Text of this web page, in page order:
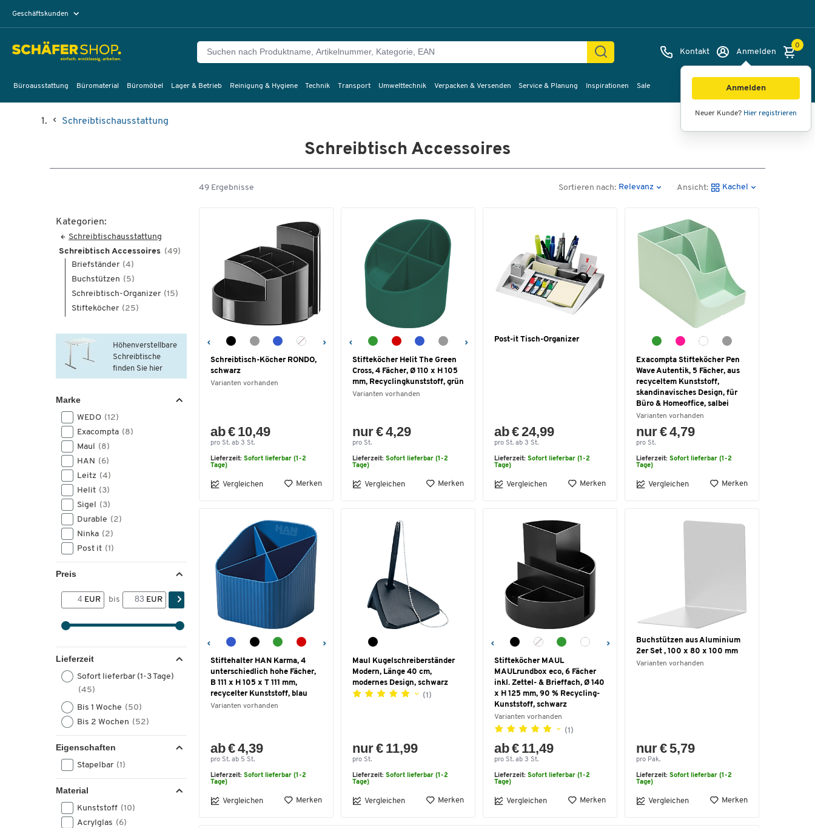
Geschäftskunden
Kontakt Anmelden
Anmelden
Neuer Kunde? Hier registrieren
0
Büroausstattung Büromaterial Büromöbel Lager & Betrieb Reinigung & Hygiene Technik Transport Umwelttechnik Verpacken & Versenden Service & Planung Inspirationen Sale
Schreibtischausstattung
Schreibtisch Accessoires
Kategorien:
Schreibtischausstattung
Schreibtisch Accessoires (49)
Briefständer (4)
Buchstützen (5)
Schreibtisch-Organizer (15)
Stifteköcher (25)
Höhenverstellbare
Schreibtische
finden Sie hier
Marke
WEDO (12)
Exacompta (8)
Maul (8)
HAN (6)
Leitz (4)
Helit (3)
Sigel (3)
Durable (2)
Ninka (2)
Post it (1)
Preis
EUR bis EUR
Lieferzeit
Sofort lieferbar (1-3 Tage)
(45)
Bis 1 Woche (50)
Bis 2 Wochen (52)
Eigenschaften
Stapelbar (1)
Material
Kunststoff (10)
Acrylglas (6)
49 Ergebnisse Sortieren nach: Relevanz Ansicht: Kachel
Schreibtisch-Köcher RONDO,
schwarz
Varianten vorhanden
ab € 10,49
pro St. ab 3 St.
Lieferzeit: Sofort lieferbar (1-2
Tage)
Vergleichen Merken
Stifteköcher Helit The Green
Cross, 4 Fächer, Ø 110 x H 105
mm, Recyclingkunststoff, grün
Varianten vorhanden
nur € 4,29
pro St.
Lieferzeit: Sofort lieferbar (1-2
Tage)
Vergleichen Merken
Post-it Tisch-Organizer
ab € 24,99
pro St. ab 3 St.
Lieferzeit: Sofort lieferbar (1-2
Tage)
Vergleichen Merken
Exacompta Stifteköcher Pen
Wave Autentik, 5 Fächer, aus
recyceltem Kunststoff,
skandinavisches Design, für
Büro & Homeoffice, salbei
Varianten vorhanden
nur € 4,79
pro St.
Lieferzeit: Sofort lieferbar (1-2
Tage)
Vergleichen Merken
Stiftehalter HAN Karma, 4
unterschiedlich hohe Fächer,
B 111 x H 105 x T 111 mm,
recycelter Kunststoff, blau
Varianten vorhanden
ab € 4,39
pro St. ab 5 St.
Lieferzeit: Sofort lieferbar (1-2
Tage)
Vergleichen Merken
Maul Kugelschreiberständer
Modern, Länge 40 cm,
modernes Design, schwarz
(1)
nur € 11,99
pro St.
Lieferzeit: Sofort lieferbar (1-2
Tage)
Vergleichen Merken
Stifteköcher MAUL
MAULrundbox eco, 6 Fächer
inkl. Zettel- & Brieffach, Ø 140
x H 125 mm, 90 % Recycling-
Kunststoff, schwarz
Varianten vorhanden
(1)
ab € 11,49
pro St. ab 3 St.
Lieferzeit: Sofort lieferbar (1-2
Tage)
Vergleichen Merken
Buchstützen aus Aluminium
2er Set , 100 x 80 x 100 mm
Varianten vorhanden
nur € 5,79
pro Pak.
Lieferzeit: Sofort lieferbar (1-2
Tage)
Vergleichen Merken